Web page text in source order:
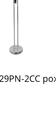
2CC